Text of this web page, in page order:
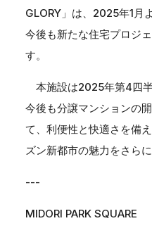
GLORY」は、2025年1月
今後も新たな住宅プロジ
す。
本施設は2025年第4四半
今後も分譲マンションの
て、利便性と快適さを備
ズン新都市の魅力をさら
---
MIDORI PARK SQUARE